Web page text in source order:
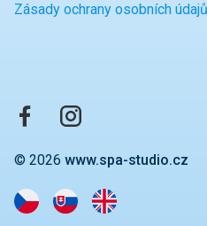
Zásady ochrany osobních údajů
© 2026 www.spa-studio.cz